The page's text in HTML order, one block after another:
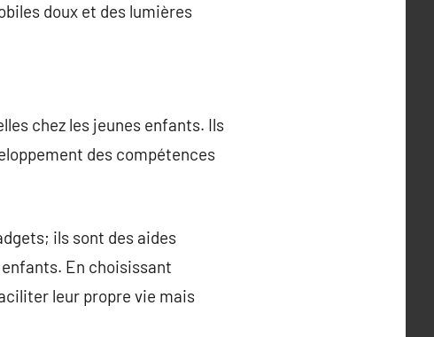
doux et des lumières
chez les jeunes enfants. Ils
des compétences
ils sont des aides
En choisissant
leur propre vie mais